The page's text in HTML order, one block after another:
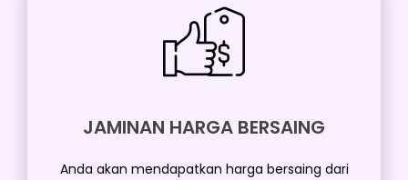
JAMINAN HARGA BERSAING
Anda akan mendapatkan harga bersaing dari